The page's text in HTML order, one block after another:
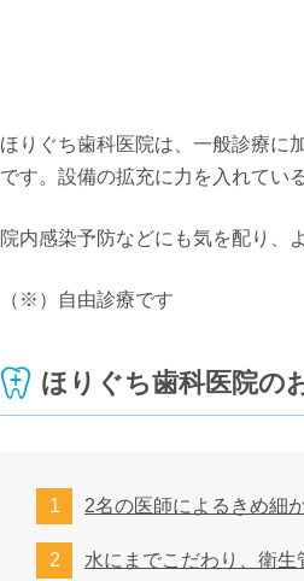
ほりぐち歯科医院は、一般診療
です。設備の拡充に力を入れてい
院内感染予防などにも気を配り、
（※）自由診療です
ほりぐち歯科医院の
2名の医師によるきめ細
水にまでこだわり、衛生